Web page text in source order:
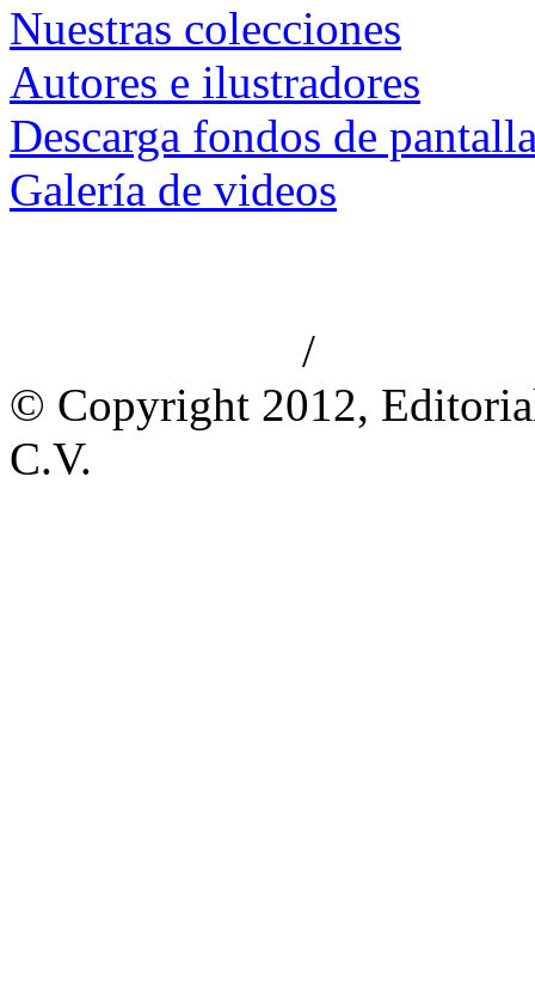
Nuestras colecciones
Autores e ilustradores
Descarga fondos de
Galería de videos
/
© Copyright 2012,
C.V.